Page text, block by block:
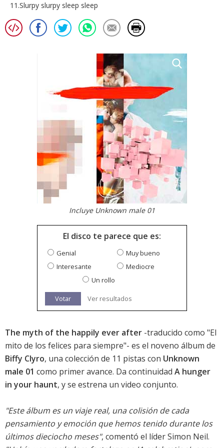
11.Slurpy slurpy sleep sleep
Incluye Unknown male 01
El disco te parece que es:
Genial
Muy bueno
Interesante
Mediocre
Un rollo
Votar Ver resultados
The myth of the happily ever after -traducido como "El
mito de los felices para siempre"- es el noveno álbum de
Biffy Clyro, una colección de 11 pistas con Unknown
male 01 como primer avance. Da continuidad A hunger
in your haunt, y se estrena un video conjunto.
"Este álbum es un viaje real, una colisión de cada
pensamiento y emoción que hemos tenido durante los
últimos dieciocho meses", comentó el líder Simon Neil.